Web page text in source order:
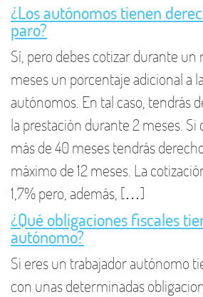
¿Los autónomos tienen
paro?
Sí, pero debes cotizar durante un
meses un porcentaje adicional a
autónomos. En tal caso, tendrás
la prestación durante 2 meses. Si
más de 40 meses tendrás
máximo de 12 meses. La
1,7% pero, además, […]
¿Qué obligaciones fiscales
autónomo?
Si eres un trabajador autónomo
con unas determinadas